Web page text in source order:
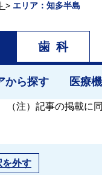
> エリア：知多半島
歯科
から探す 医療
（注） 記事の掲載に
を外す